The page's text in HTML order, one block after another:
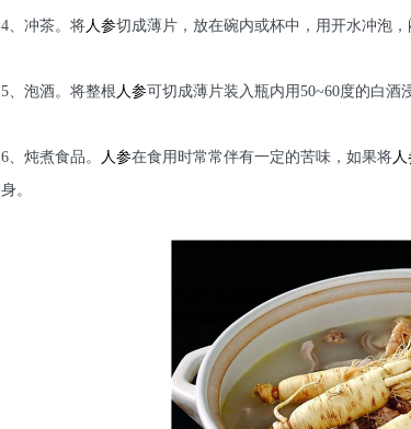
4、冲茶。将人参切成薄片，放在碗内或杯中，用开水冲泡，
5、泡酒。将整根 人参可切成薄片装入瓶内用50~60度的白酒
6、炖煮食品。 人参在食用时常常伴有一定的苦味，如果将
身。